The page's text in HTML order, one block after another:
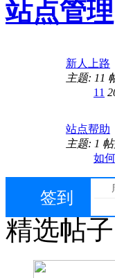
站点管理
新人上路
主题: 11
11
站点帮助
主题: 1
如
签到
精选帖子